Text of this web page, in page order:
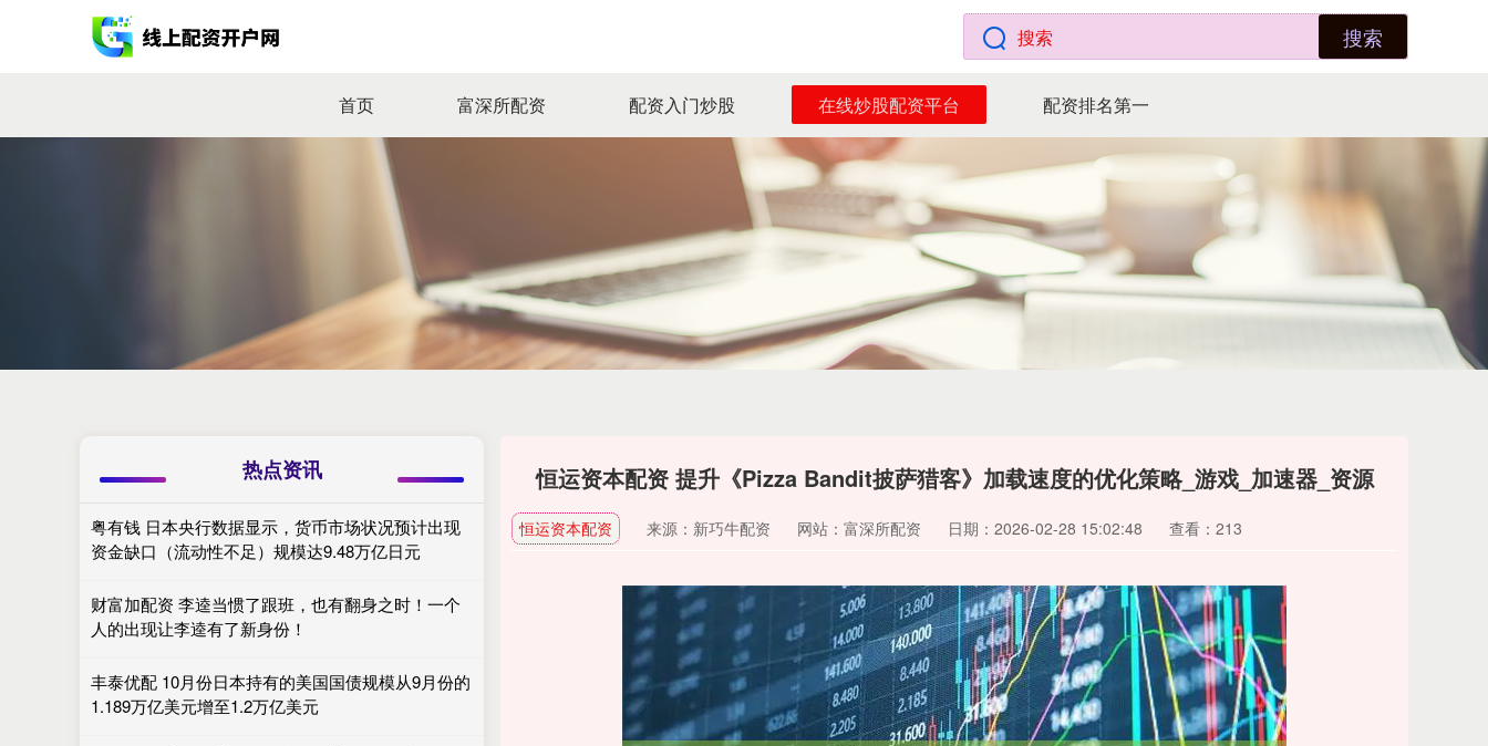
搜索
首页 富深所配资 配资入门炒股 在线炒股配资平台 配资排名第一
恒运资本配资 提升《Pizza Bandit披萨猎客》加载速度的优化策略_游戏_加速器_资源
恒运资本配资 来源：新巧牛配资 网站：富深所配资 日期：2026-02-28 15:02:48 查看：213
热点资讯
粤有钱 日本央行数据显示，货币市场状况预计出现
资金缺口（流动性不足）规模达9.48万亿日元
财富加配资 李逵当惯了跟班，也有翻身之时！一个
人的出现让李逵有了新身份！
丰泰优配 10月份日本持有的美国国债规模从9月份的
1.189万亿美元增至1.2万亿美元